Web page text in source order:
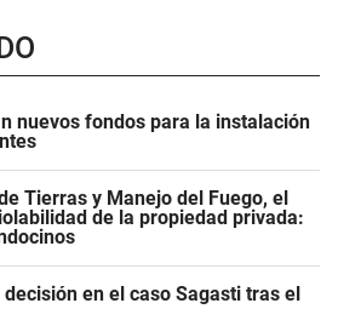
nuevos fondos para la instalación
Tierras y Manejo del Fuego, el
de la propiedad privada:
en el caso Sagasti tras el